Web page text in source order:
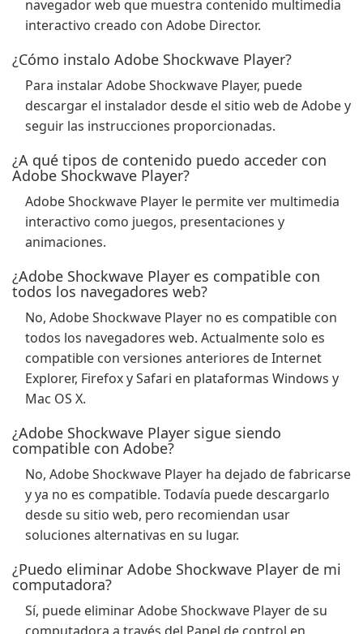
navegador web que muestra contenido multimedia
interactivo creado con Adobe Director.
¿Cómo instalo Adobe Shockwave Player?
Para instalar Adobe Shockwave Player, puede
descargar el instalador desde el sitio web de Adobe y
seguir las instrucciones proporcionadas.
¿A qué tipos de contenido puedo acceder con
Adobe Shockwave Player?
Adobe Shockwave Player le permite ver multimedia
interactivo como juegos, presentaciones y
animaciones.
¿Adobe Shockwave Player es compatible con
todos los navegadores web?
No, Adobe Shockwave Player no es compatible con
todos los navegadores web. Actualmente solo es
compatible con versiones anteriores de Internet
Explorer, Firefox y Safari en plataformas Windows y
Mac OS X.
¿Adobe Shockwave Player sigue siendo
compatible con Adobe?
No, Adobe Shockwave Player ha dejado de fabricarse
y ya no es compatible. Todavía puede descargarlo
desde su sitio web, pero recomiendan usar
soluciones alternativas en su lugar.
¿Puedo eliminar Adobe Shockwave Player de mi
computadora?
Sí, puede eliminar Adobe Shockwave Player de su